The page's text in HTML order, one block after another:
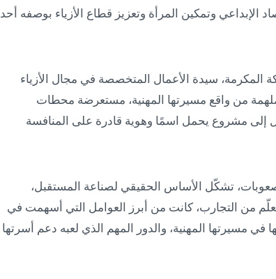
الإبداعي وتمكين المرأة وتعزيز قطاع الأزياء بوصفه أحد
سيدة الأعمال المتخصصة في مجال الأزياء
من واقع مسيرتها المهنية، مستعرضة محطات
إلى مشروع يحمل اسمًا وهوية قادرة على المنافسة
تشكّل الأساس الحقيقي لصناعة المستقبل،
من التجارب، كانت من أبرز العوامل التي أسهمت في
في مسيرتها المهنية، والدور المهم الذي لعبه دعم أسرتها